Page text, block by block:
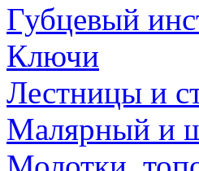
Губцевый
Ключи
Лестницы и
Малярный и